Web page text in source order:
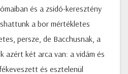
és a zsidó-keresztény
a bor mértékletes
persze, de Bacchusnak, a
azért két arca van: a vidám és
és esztelenül